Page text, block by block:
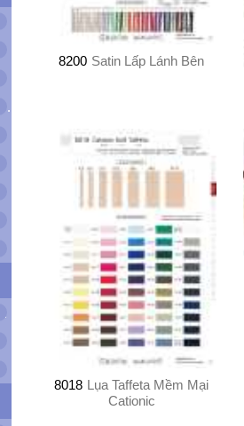
Dệt Xương Cá/Dệt Xương Cá/ Dệt Xương Cá Chéo Cá Trích
8200 Satin Lấp Lánh Bên
8018 Lụa Taffeta Mềm Mại
Cationic